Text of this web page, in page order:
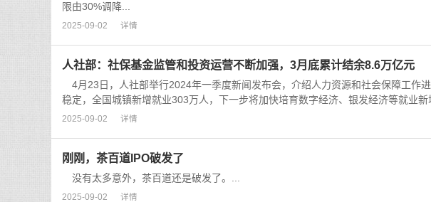
限由30%调降...
2025-09-02 详情
人社部：社保基金监管和投资运营不断加强，3月底累计结余8.6万亿元
4月23日，人社部举行2024年一季度新闻发布会，介绍人力资源和社会保障工作
稳定，全国城镇新增就业303万人，下一步将加快培育数字经济、银发经济等就业新
2025-09-02 详情
刚刚，茶百道IPO破发了
没有太多意外，茶百道还是破发了。...
2025-09-02 详情